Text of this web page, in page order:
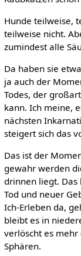
Hunde teilweise,
teilweise nicht.
zumindest alle
Da haben sie
ja auch der
Todes, der
kann. Ich meine,
nächsten
steigert sich das
Das ist der
gewahr werden
drinnen liegt. Das
Tod und neuer
Ich-Erleben da,
bleibt es in
verlöscht es
Sphären.